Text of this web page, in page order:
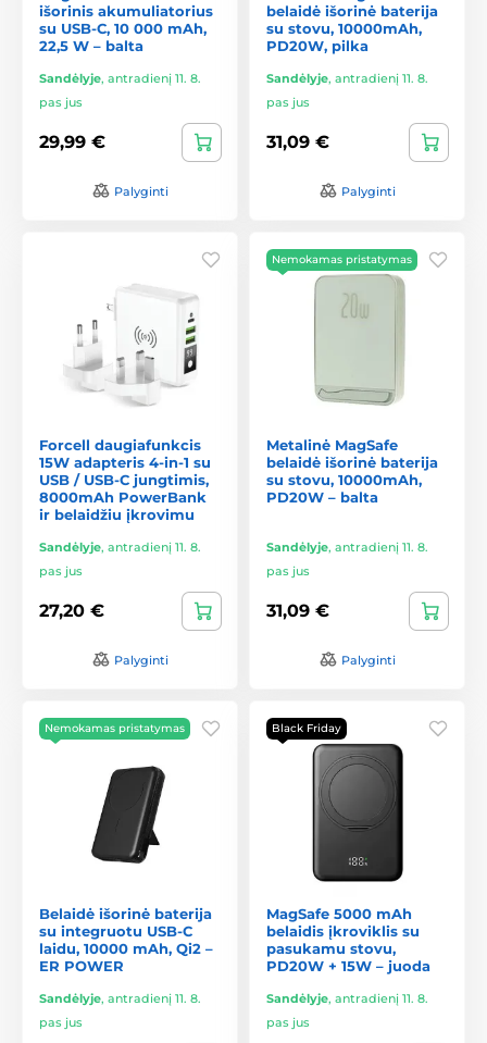
išorinis akumuliatorius
su USB-C, 10 000 mAh,
22,5 W – balta
Sandėlyje, antradienį 11. 8.
pas jus
29,99 €
Palyginti
belaidė išorinė baterija
su stovu, 10000mAh,
PD20W, pilka
Sandėlyje, antradienį 11. 8.
pas jus
31,09 €
Palyginti
Forcell daugiafunkcis
15W adapteris 4-in-1 su
USB / USB-C jungtimis,
8000mAh PowerBank
ir belaidžiu įkrovimu
Sandėlyje, antradienį 11. 8.
pas jus
27,20 €
Palyginti
Nemokamas pristatymas
Metalinė MagSafe
belaidė išorinė baterija
su stovu, 10000mAh,
PD20W – balta
Sandėlyje, antradienį 11. 8.
pas jus
31,09 €
Palyginti
Nemokamas pristatymas
Belaidė išorinė baterija
su integruotu USB-C
laidu, 10000 mAh, Qi2 –
ER POWER
Sandėlyje, antradienį 11. 8.
pas jus
Black Friday
MagSafe 5000 mAh
belaidis įkroviklis su
pasukamu stovu,
PD20W + 15W – juoda
Sandėlyje, antradienį 11. 8.
pas jus